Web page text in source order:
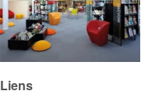
Liens